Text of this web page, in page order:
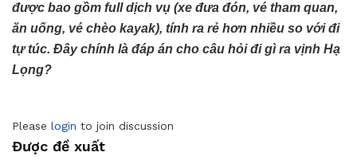
được bao gồm full dịch vụ (xe đưa đón, vé tham quan,
ăn uống, vé chèo kayak), tính ra rẻ hơn nhiều so với đi
tự túc. Đây chính là đáp án cho câu hỏi đi gì ra vịnh Hạ
Lọng?
Please login to join discussion
Được đề xuất